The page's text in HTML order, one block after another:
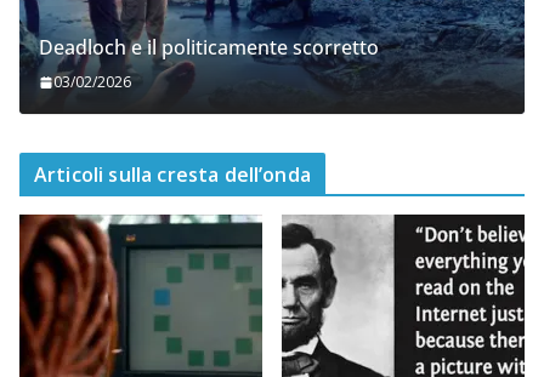
Deadloch e il politicamente scorretto
03/02/2026
Articoli sulla cresta dell’onda